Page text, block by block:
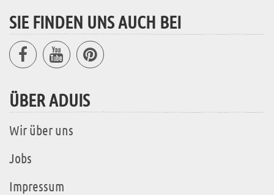
SIE FINDEN UNS AUCH BEI
ÜBER ADUIS
Wir über uns
Jobs
Impressum